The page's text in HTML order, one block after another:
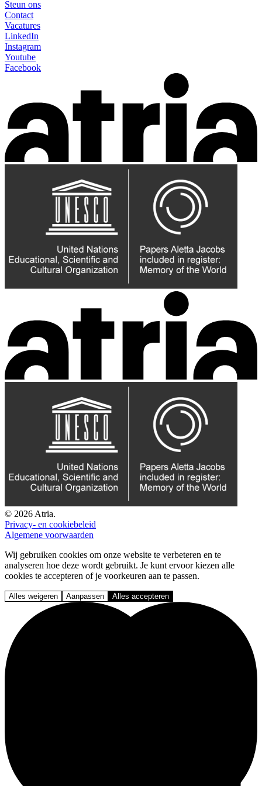
Steun ons
Contact
Vacatures
LinkedIn
Instagram
Youtube
Facebook
© 2026 Atria.
Privacy- en cookiebeleid
Algemene voorwaarden
Wij gebruiken cookies om onze website te verbeteren en te
analyseren hoe deze wordt gebruikt. Je kunt ervoor kiezen alle
cookies te accepteren of je voorkeuren aan te passen.
Alles weigeren Aanpassen Alles accepteren